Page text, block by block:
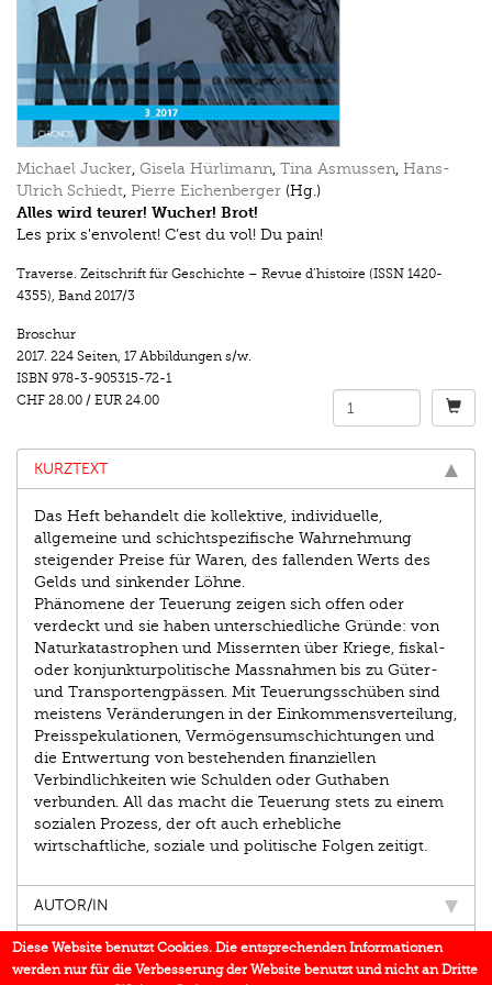
Michael Jucker, Gisela Hürlimann, Tina Asmussen, Hans-
Ulrich Schiedt, Pierre Eichenberger (Hg.)
Alles wird teurer! Wucher! Brot!
Les prix s'envolent! C’est du vol! Du pain!
Traverse. Zeitschrift für Geschichte – Revue d’histoire (ISSN 1420-
4355), Band 2017/3
Broschur
2017. 224 Seiten, 17 Abbildungen s/w.
ISBN 978-3-905315-72-1
CHF 28.00 / EUR 24.00
KURZTEXT
Das Heft behandelt die kollektive, individuelle,
allgemeine und schichtspezifische Wahrnehmung
steigender Preise für Waren, des fallenden Werts des
Gelds und sinkender Löhne.
Phänomene der Teuerung zeigen sich offen oder
verdeckt und sie haben unterschiedliche Gründe: von
Naturkatastrophen und Missernten über Kriege, fiskal-
oder konjunkturpolitische Massnahmen bis zu Güter-
und Transportengpässen. Mit Teuerungsschüben sind
meistens Veränderungen in der Einkommensverteilung,
Preisspekulationen, Vermögensumschichtungen und
die Entwertung von bestehenden finanziellen
Verbindlichkeiten wie Schulden oder Guthaben
verbunden. All das macht die Teuerung stets zu einem
sozialen Prozess, der oft auch erhebliche
wirtschaftliche, soziale und politische Folgen zeitigt.
AUTOR/IN
EINBLICK
Diese Website benutzt Cookies. Die entsprechenden Informationen
werden nur für die Verbesserung der Website benutzt und nicht an Dritte